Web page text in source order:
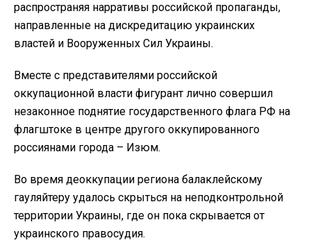
распространяя нарративы российской пропаганды,
направленные на дискредитацию украинских
властей и Вооруженных Сил Украины.
Вместе с представителями российской
оккупационной власти фигурант лично совершил
незаконное поднятие государственного флага РФ на
флагштоке в центре другого оккупированного
россиянами города – Изюм.
Во время деоккупации региона балаклейскому
гауляйтеру удалось скрыться на неподконтрольной
территории Украины, где он пока скрывается от
украинского правосудия.